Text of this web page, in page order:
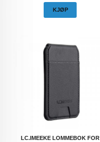
KJØP
LC.IMEEKE LOMMEBOK FOR